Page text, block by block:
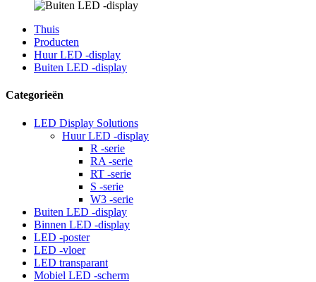
Thuis
Producten
Huur LED -display
Buiten LED -display
Categorieën
LED Display Solutions
Huur LED -display
R -serie
RA -serie
RT -serie
S -serie
W3 -serie
Buiten LED -display
Binnen LED -display
LED -poster
LED -vloer
LED transparant
Mobiel LED -scherm